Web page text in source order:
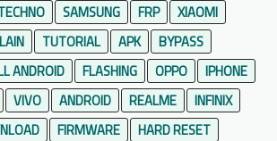
SAMSUNG FRP
XIAOMI
TUTORIAL APK
BYPASS
ANDROID FLASHING OPPO
IPHONE
VIVO ANDROID REALME
INFINIX
FIRMWARE
HARD RESET